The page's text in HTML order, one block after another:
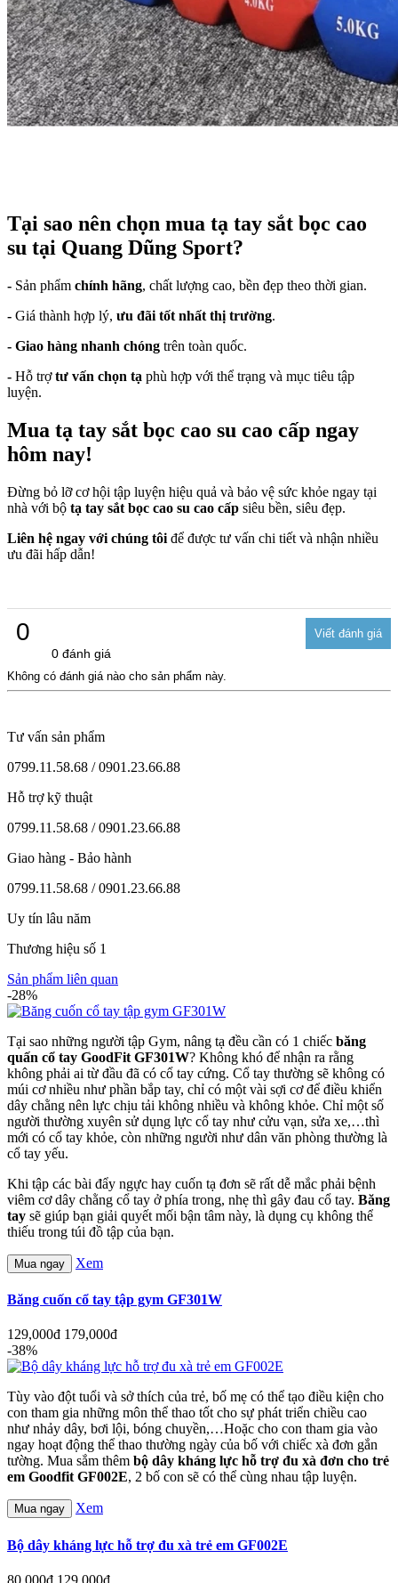
Tại sao nên chọn mua tạ tay sắt bọc cao
su tại Quang Dũng Sport?
- Sản phẩm chính hãng, chất lượng cao, bền đẹp theo thời gian.
- Giá thành hợp lý, ưu đãi tốt nhất thị trường.
- Giao hàng nhanh chóng trên toàn quốc.
- Hỗ trợtư vấn chọn tạ phù hợp với thể trạng và mục tiêu tập
luyện.
Mua tạ tay sắt bọc cao su cao cấp ngay
hôm nay!
Đừng bỏ lỡ cơ hội tập luyện hiệu quả và bảo vệ sức khỏe ngay tại
nhà với bộ tạ tay sắt bọc cao su cao cấp siêu bền, siêu đẹp.
Liên hệ ngay với chúng tôi để được tư vấn chi tiết và nhận nhiều
ưu đãi hấp dẫn!
0
0 đánh giá
Không có đánh giá nào cho sản phẩm này.
Tư vấn sản phẩm
0799.11.58.68 / 0901.23.66.88
Hỗ trợ kỹ thuật
0799.11.58.68 / 0901.23.66.88
Giao hàng - Bảo hành
0799.11.58.68 / 0901.23.66.88
Uy tín lâu năm
Thương hiệu số 1
Sản phẩm liên quan
-28%
Tại sao những người tập Gym, nâng tạ đều cần có 1 chiếc băng
quấn cổ tay GoodFit GF301W? Không khó để nhận ra rằng
không phải ai từ đầu đã có cổ tay cứng. Cổ tay thường sẽ không có
múi cơ nhiều như phần bắp tay, chỉ có một vài sợi cơ để điều khiển
dây chằng nên lực chịu tải không nhiều và không khỏe. Chỉ một số
người thường xuyên sử dụng lực cổ tay như cửu vạn, sửa xe,…thì
mới có cổ tay khỏe, còn những người như dân văn phòng thường là
cổ tay yếu.
Khi tập các bài đẩy ngực hay cuốn tạ đơn sẽ rất dễ mắc phải bệnh
viêm cơ dây chằng cổ tay ở phía trong, nhẹ thì gây đau cổ tay. Băng
tay sẽ giúp bạn giải quyết mối bận tâm này, là dụng cụ không thể
thiếu trong túi đồ tập của bạn.
Mua ngay Xem
Băng cuốn cổ tay tập gym GF301W
129,000đ 179,000đ
-38%
Tùy vào đột tuổi và sở thích của trẻ, bố mẹ có thể tạo điều kiện cho
con tham gia những môn thể thao tốt cho sự phát triển chiều cao
như nhảy dây, bơi lội, bóng chuyền,…Hoặc cho con tham gia vào
ngay hoạt động thể thao thường ngày của bố với chiếc xà đơn gắn
tường. Mua sắm thêm bộ dây kháng lực hỗ trợ đu xà đơn cho trẻ
em Goodfit GF002E, 2 bố con sẽ có thể cùng nhau tập luyện.
Mua ngay Xem
Bộ dây kháng lực hỗ trợ đu xà trẻ em GF002E
80,000đ 129,000đ